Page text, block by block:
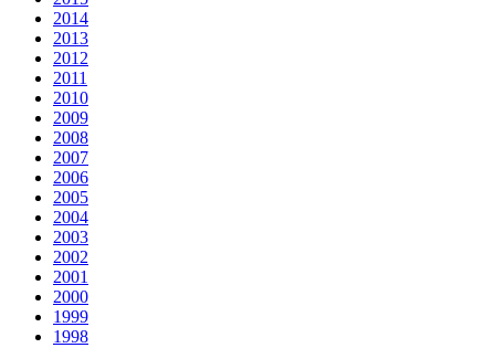
2014
2013
2012
2011
2010
2009
2008
2007
2006
2005
2004
2003
2002
2001
2000
1999
1998